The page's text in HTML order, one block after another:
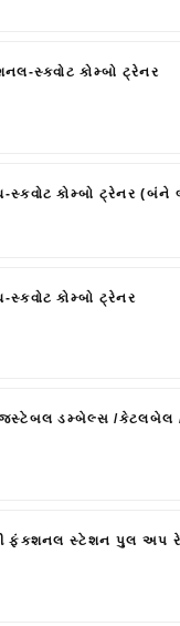
સ્ક્વોટ કોમ્બો ટ્રેનર
સ્ક્વોટ કોમ્બો ટ્રેનર (બંને
સ્ક્વોટ કોમ્બો ટ્રેનર
ડમ્બેલ્સ /કેટલબેલ /
ફંક્શનલ સ્ટેશન પુલ અપ